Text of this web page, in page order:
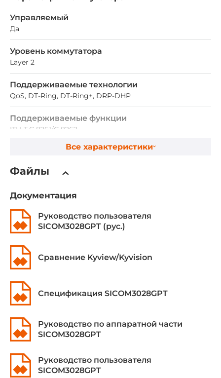
Управляемый
Да
Уровень коммутатора
Layer 2
Поддерживаемые технологии
QoS, DT-Ring, DT-Ring+, DRP-DHP
Поддерживаемые функции
ITU-T.G.8261/G.8262
Размер таблицы MAC адресов
8000 кБит
Размер Jumbo-фреймов
10 кБ
Макс. кол-во VLAN
4000
Очередей приоритетов на порт
8
Количество IGMP групп
256
Сетевые протоколы
Все характеристики
Файлы
Документация
Руководство пользователя
SICOM3028GPT (рус.)
Сравнение Kyview/Kyvision
Спецификация SICOM3028GPT
Руководство по аппаратной части
SICOM3028GPT
Руководство пользователя
SICOM3028GPT